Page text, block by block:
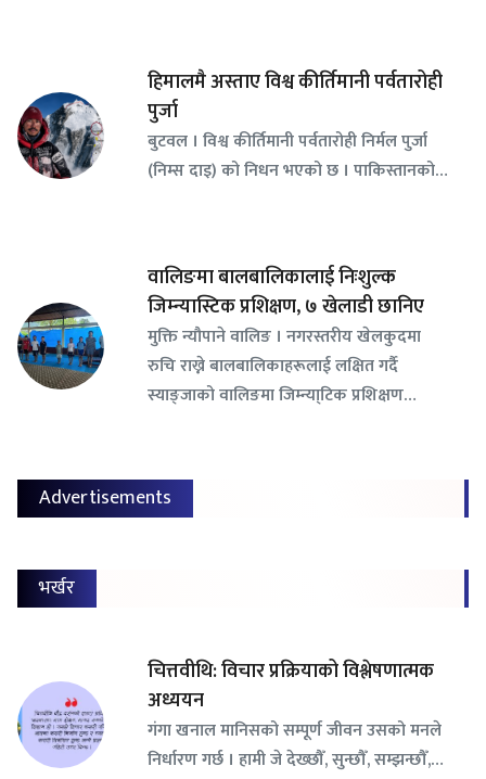
हिमालमै अस्ताए विश्व कीर्तिमानी पर्वतारोही
पुर्जा
बुटवल । विश्व कीर्तिमानी पर्वतारोही निर्मल पुर्जा
(निम्स दाइ) को निधन भएको छ । पाकिस्तानको…
वालिङमा बालबालिकालाई निःशुल्क
जिम्न्यास्टिक प्रशिक्षण, ७ खेलाडी छानिए
​मुक्ति न्यौपाने वालिङ । नगरस्तरीय खेलकुदमा
रुचि राख्ने बालबालिकाहरूलाई लक्षित गर्दै
स्याङ्जाको वालिङमा जिम्न्या्टिक प्रशिक्षण…
Advertisements
भर्खर
चित्तवीथि: विचार प्रक्रियाको विश्लेषणात्मक
अध्ययन
गंगा खनाल मानिसको सम्पूर्ण जीवन उसको मनले
निर्धारण गर्छ । हामी जे देख्छौँ, सुन्छौँ, सम्झन्छौँ,…